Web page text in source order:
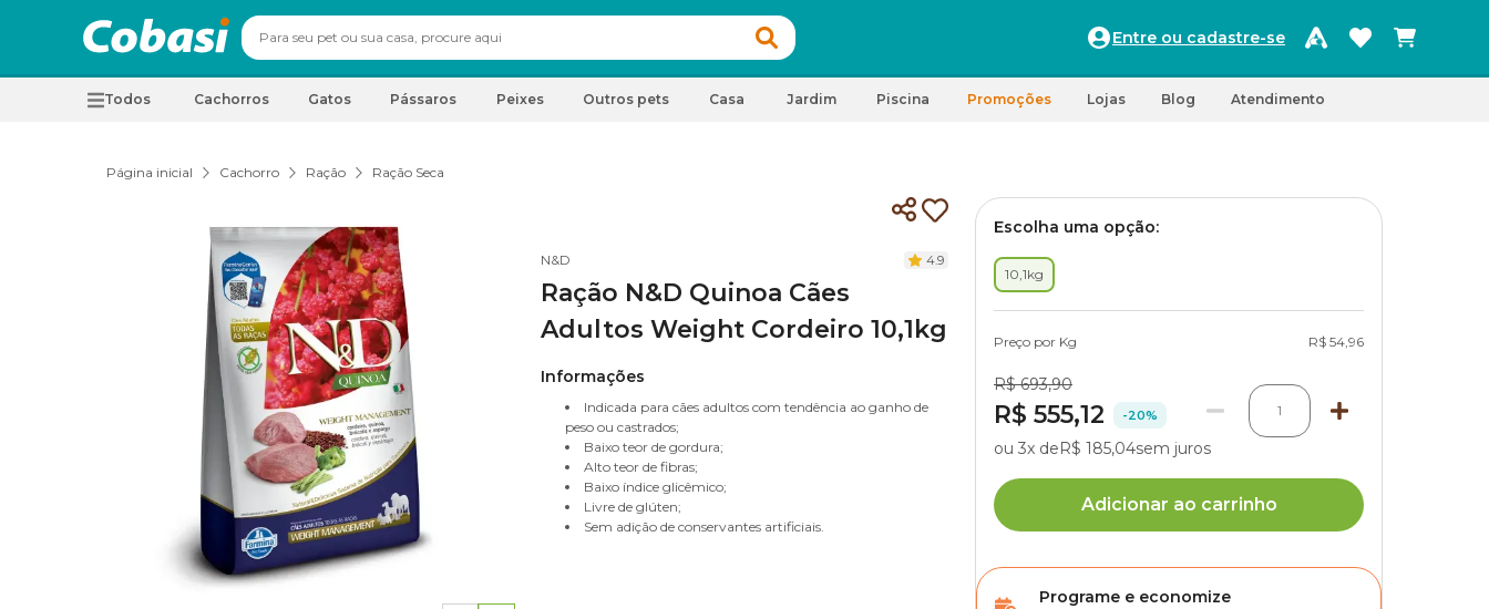
Entre ou cadastre-se
Todos Cachorros Gatos Pássaros Peixes Outros pets Casa Jardim Piscina Promoções Lojas Blog Atendimento
Página inicial Cachorro Ração Ração Seca
N&D 4.9
Ração N&D Quinoa Cães
Adultos Weight Cordeiro 10,1kg
Informações
Indicada para cães adultos com tendência ao ganho de
peso ou castrados;
Baixo teor de gordura;
Alto teor de fibras;
Baixo índice glicêmico;
Livre de glúten;
Sem adição de conservantes artificiais.
Escolha uma opção:
10,1kg
Preço por Kg R$ 54,96
R$ 693,90
R$ 555,12 -20% 1
ou 3x deR$ 185,04sem juros
Adicionar ao carrinho
Programe e economize